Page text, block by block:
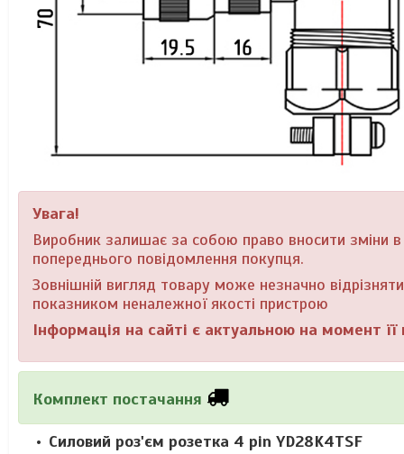
Увага!
Виробник залишає за собою право вносити зміни
попереднього повідомлення покупця.
Зовнішній вигляд товару може незначно
показником неналежної якості пристрою
Інформація на сайті є актуальною на момент її
Комплект постачання
Силовий роз'єм розетка 4 pin YD28K4TSF